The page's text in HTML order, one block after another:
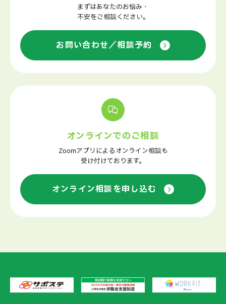
まずはあなたのお悩み・
不安をご相談ください。
お問い合わせ／相談予約
オンラインでのご相談
Zoomアプリによるオンライン相談も
受け付けております。
オンライン相談を申し込む